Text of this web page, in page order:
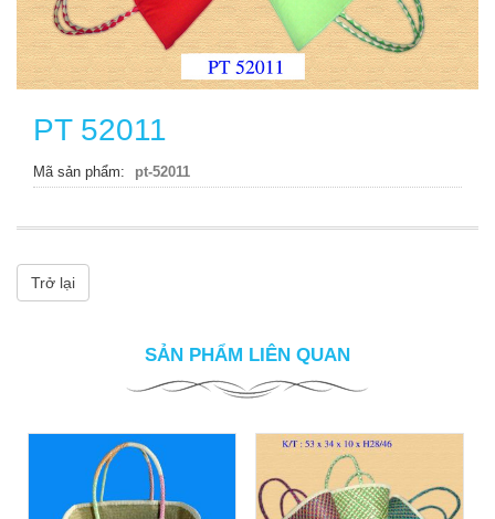
PT 52011
Mã sản phẩm pt-52011
Trở lại
SẢN PHẨM LIÊN QUAN